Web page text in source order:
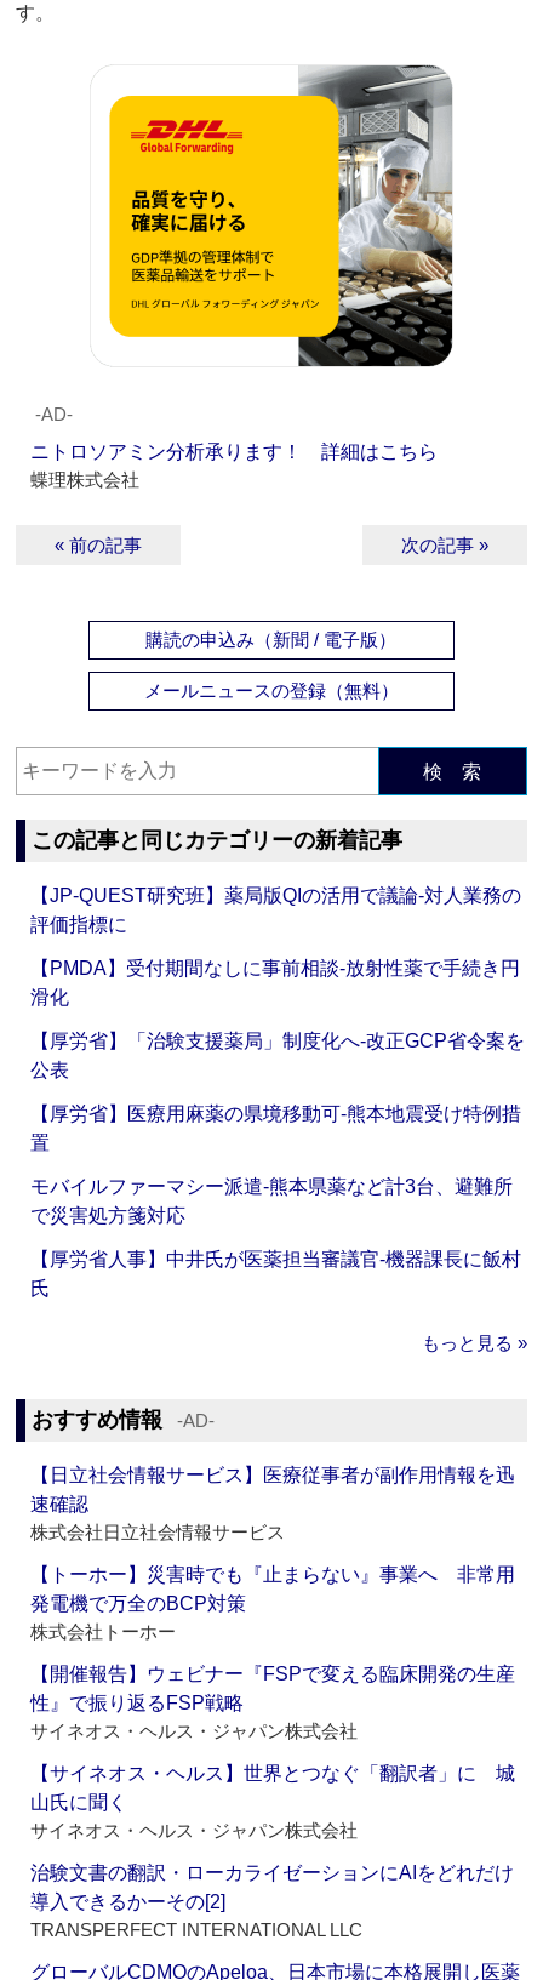
す。
‐AD‐
ニトロソアミン分析承ります！ 詳細はこちら
蝶理株式会社
« 前の記事 次の記事 »
購読の申込み（新聞 / 電子版）
メールニュースの登録（無料）
検 索
この記事と同じカテゴリーの新着記事
【JP-QUEST研究班】薬局版QIの活用で議論‐対人業務の
評価指標に
【PMDA】受付期間なしに事前相談‐放射性薬で手続き円
滑化
【厚労省】「治験支援薬局」制度化へ‐改正GCP省令案を
公表
【厚労省】医療用麻薬の県境移動可‐熊本地震受け特例措
置
モバイルファーマシー派遣‐熊本県薬など計3台、避難所
で災害処方箋対応
【厚労省人事】中井氏が医薬担当審議官‐機器課長に飯村
氏
もっと見る »
おすすめ情報 ‐AD‐
【日立社会情報サービス】医療従事者が副作用情報を迅
速確認
株式会社日立社会情報サービス
【トーホー】災害時でも『止まらない』事業へ 非常用
発電機で万全のBCP対策
株式会社トーホー
【開催報告】ウェビナー『FSPで変える臨床開発の生産
性』で振り返るFSP戦略
サイネオス・ヘルス・ジャパン株式会社
【サイネオス・ヘルス】世界とつなぐ「翻訳者」に 城
山氏に聞く
サイネオス・ヘルス・ジャパン株式会社
治験文書の翻訳・ローカライゼーションにAIをどれだけ
導入できるかーその[2]
TRANSPERFECT INTERNATIONAL LLC
グローバルCDMOのApeloa、日本市場に本格展開し医薬